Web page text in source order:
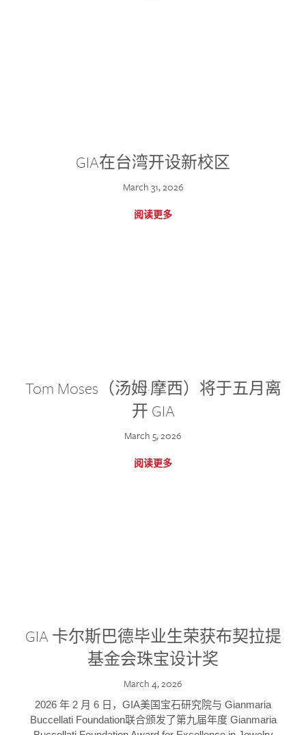
GIA在台湾开设新校区
March 31, 2026
阅读更多
Tom Moses（汤姆·摩西）将于五月离
开 GIA
March 5, 2026
阅读更多
GIA 卡尔斯巴德毕业生荣获布契拉提
基金会珠宝设计奖
March 4, 2026
2026 年 2 月 6 日，GIA美国宝石研究院与 Gianmaria
Buccellati Foundation联合颁发了第九届年度 Gianmaria